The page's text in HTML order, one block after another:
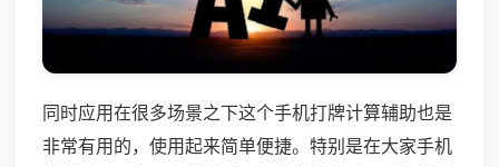
同时应用在很多场景之下这个手机打牌计算辅助也是
非常有用的，使用起来简单便捷。特别是在大家手机